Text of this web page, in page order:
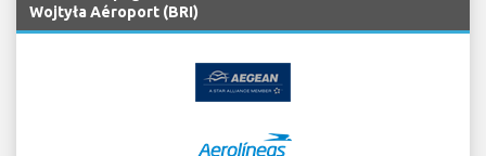
Wojtyła Aéroport (BRI)